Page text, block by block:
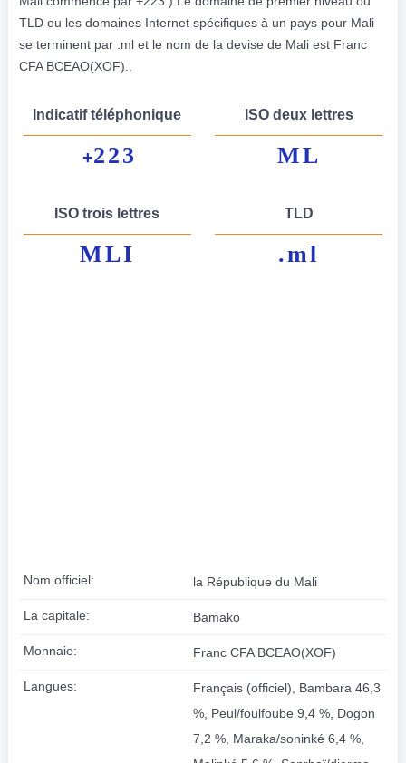
TLD ou les domaines Internet spécifiques à un pays pour Mali
se terminent par .ml et le nom de la devise de Mali est Franc
CFA BCEAO(XOF)..
Indicatif téléphonique
+223
ISO deux lettres
ML
ISO trois lettres
MLI
TLD
.ml
Nom officiel: la République du Mali
La capitale: Bamako
Monnaie: Franc CFA BCEAO(XOF)
Langues:
Français (officiel), Bambara 46,3
%, Peul/foulfoube 9,4 %, Dogon
7,2 %, Maraka/soninké 6,4 %,